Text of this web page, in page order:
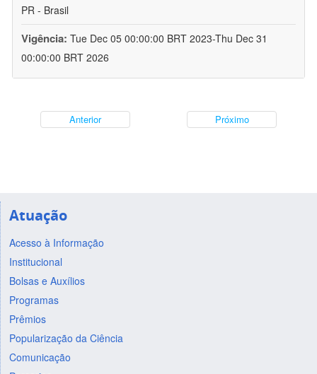
PR - Brasil
Vigência: Tue Dec 05 00:00:00 BRT 2023-Thu Dec 31
00:00:00 BRT 2026
Anterior Próximo
Atuação
Acesso à Informação
Institucional
Bolsas e Auxílios
Programas
Prêmios
Popularização da Ciência
Comunicação